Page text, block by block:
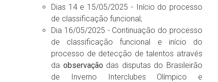
Dias 14 e 15/05/2025 - Início do processo
de classificação funcional;
Dia 16/05/2025 - Continuação do processo
de classificação funcional e início do
processo de detecção de talentos através
da observação das disputas do Brasileirão
de Inverno Interclubes Olímpico e